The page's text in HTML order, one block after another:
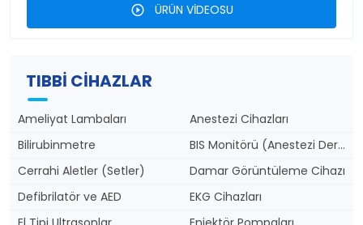
TIBBI CIHAZLAR
Ameliyat Lambaları
Anestezi Cihazları
Bilirubinmetre
BIS Monitörü (Anestezi Derinlik)
Cerrahi Aletler (Setler)
Damar Görüntüleme Cihazı
Defibrilatör ve AED
EKG Cihazları
ÜRÜN VİDEOSU